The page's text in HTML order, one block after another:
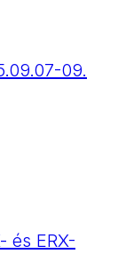
09.
és ERX-